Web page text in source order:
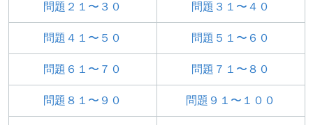
問題２１〜３０ 問題３１〜４０
問題４１〜５０ 問題５１〜６０
問題６１〜７０ 問題７１〜８０
問題８１〜９０ 問題９１〜１００